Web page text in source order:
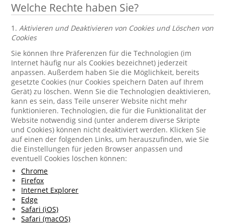
Welche Rechte haben Sie?
1.Aktivieren und Deaktivieren von Cookies und Löschen von
Cookies
Sie können Ihre Präferenzen für die Technologien (im
Internet häufig nur als Cookies bezeichnet) jederzeit
anpassen. Außerdem haben Sie die Möglichkeit, bereits
gesetzte Cookies (nur Cookies speichern Daten auf Ihrem
Gerät) zu löschen. Wenn Sie die Technologien deaktivieren,
kann es sein, dass Teile unserer Website nicht mehr
funktionieren. Technologien, die für die Funktionalität der
Website notwendig sind (unter anderem diverse Skripte
und Cookies) können nicht deaktiviert werden. Klicken Sie
auf einen der folgenden Links, um herauszufinden, wie Sie
die Einstellungen für jeden Browser anpassen und
eventuell Cookies löschen können:
Chrome
Firefox
Internet Explorer
Edge
Safari (iOS)
Safari (macOS)